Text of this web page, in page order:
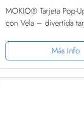
MOKIO® Tarjeta Pop-
con Vela – divertida
como cupón o para
dinero, Tarjeta regalo...
Más Info